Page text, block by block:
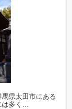
県太田市にある
は多く…